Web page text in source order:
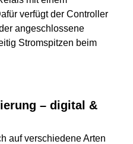
verfügt der Controller
angeschlossene
Stromspitzen beim
– digital &
auf verschiedene Arten